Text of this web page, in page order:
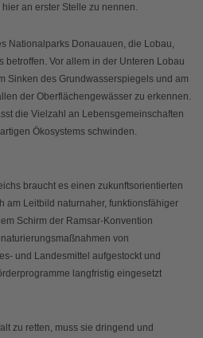
an erster Stelle zu nennen.
Nationalparks Donauauen, die Lobau,
betroffen. Vor allem in der Unteren Lobau
Sinken des Grundwasserspiegels und am
der Oberflächengewässer zu erkennen.
die Vielzahl an Lebensgemeinschaften
Ökosystems schwinden.
braucht es einen zukunftsorientierten
am Leitbild naturnaher, funktionsfähiger
Schirm der Ramsar-Konvention
von
und Landesmittel aufgestockt und
langfristig eingesetzt
zu retten, muss sie dringend und